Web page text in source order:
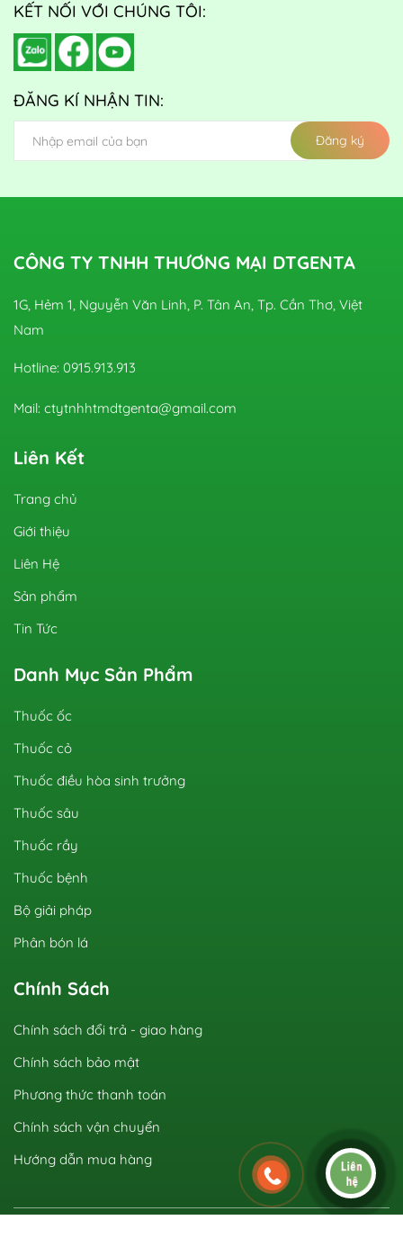
KẾT NỐI VỚI CHÚNG TÔI:
ĐĂNG KÍ NHẬN TIN:
Đăng ký
CÔNG TY TNHH THƯƠNG MẠI DTGENTA
1G, Hẻm 1, Nguyễn Văn Linh, P. Tân An, Tp. Cần Thơ, Việt
Nam
Hotline: 0915.913.913
Mail: ctytnhhtmdtgenta@gmail.com
Liên Kết
Trang chủ
Giới thiệu
Liên Hệ
Sản phẩm
Tin Tức
Danh Mục Sản Phẩm
Thuốc ốc
Thuốc cỏ
Thuốc điều hòa sinh trưởng
Thuốc sâu
Thuốc rầy
Thuốc bệnh
Bộ giải pháp
Phân bón lá
Chính Sách
Chính sách đổi trả - giao hàng
Chính sách bảo mật
Phương thức thanh toán
Chính sách vận chuyển
Hướng dẫn mua hàng